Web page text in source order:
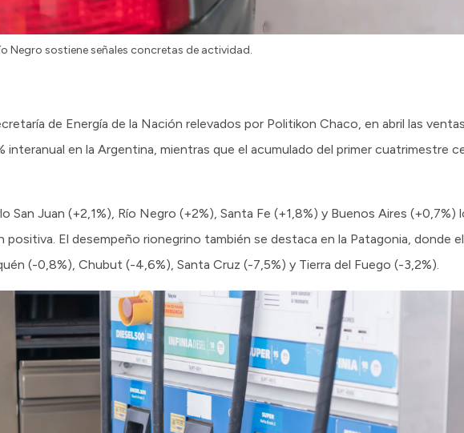
Negro sostiene señales concretas de actividad.
de Energía de la Nación relevados por Politikon Chaco, en abril las
interanual en la Argentina, mientras que el acumulado del primer cuatrimestre
San Juan (+2,1%), Río Negro (+2%), Santa Fe (+1,8%) y Buenos Aires (+0,7%)
positiva. El desempeño rionegrino también se destaca en la Patagonia, donde
(-0,8%), Chubut (-4,6%), Santa Cruz (-7,5%) y Tierra del Fuego (-3,2%).